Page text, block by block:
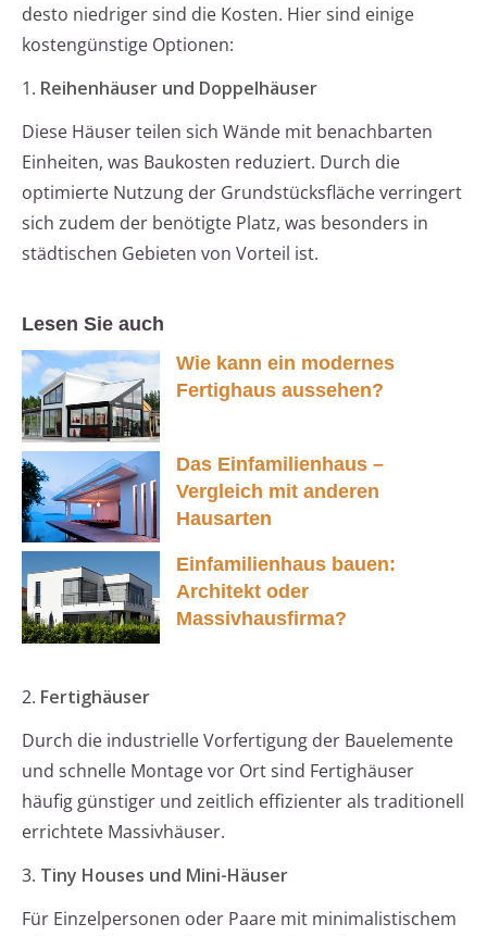
desto niedriger sind die Kosten. Hier sind einige
kostengünstige Optionen:
1. Reihenhäuser und Doppelhäuser
Diese Häuser teilen sich Wände mit benachbarten
Einheiten, was Baukosten reduziert. Durch die
optimierte Nutzung der Grundstücksfläche verringert
sich zudem der benötigte Platz, was besonders in
städtischen Gebieten von Vorteil ist.
Lesen Sie auch
Wie kann ein modernes
Fertighaus aussehen?
Das Einfamilienhaus –
Vergleich mit anderen
Hausarten
Einfamilienhaus bauen:
Architekt oder
Massivhausfirma?
2. Fertighäuser
Durch die industrielle Vorfertigung der Bauelemente
und schnelle Montage vor Ort sind Fertighäuser
häufig günstiger und zeitlich effizienter als traditionell
errichtete Massivhäuser.
3. Tiny Houses und Mini-Häuser
Für Einzelpersonen oder Paare mit minimalistischem